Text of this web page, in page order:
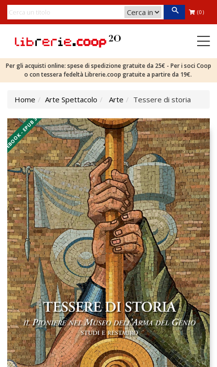
(0)
Per gli acquisti online: spese di spedizione gratuite da 25€ - Per i soci Coop
o con tessera fedeltà Librerie.coop gratuite a partire da 19€.
Home Arte Spettacolo Arte Tessere di storia
EBOOK - EPUB 3